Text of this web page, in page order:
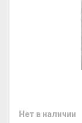
Нет в наличии